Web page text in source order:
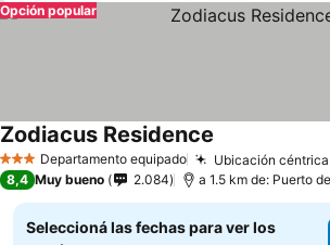
Opción popular
3 EstrellasDepartamento equipado Ubicación céntrica
Zodiacus Residence
8,4 Muy bueno 2.084 a 1.5 km de: Puerto
Seleccioná las fechas para ver los